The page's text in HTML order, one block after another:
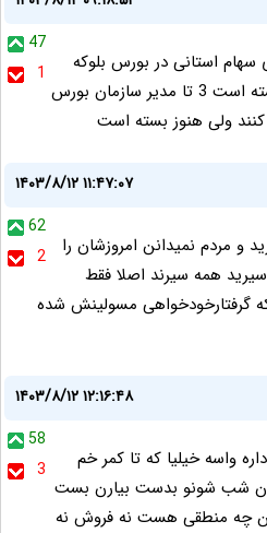
47
1
سهام استانی در بورس بلوکه
کردید و این نمادها 4 ساله بسته است 3 تا مدیر سازمان بورس
کنند ولی هنوز بسته است
۱۴۰۳/۸/۱۲ ۱۱:۴۷:۰۷
62
2
و مردم نمیدانن امروزشان را
همه سیرند اصلا فقط
گرفتارخودخواهی مسولینش شده
۱۴۰۳/۸/۱۲ ۱۲:۱۶:۴۸
58
3
واسه خیلیا که تا کمر خم
شب شونو بدست بیارن بست
چه منطقی هست نه فروش نه